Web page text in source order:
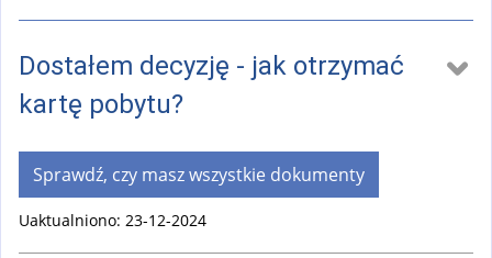
Dostałem decyzję - jak otrzymać
kartę pobytu?
Sprawdź, czy masz wszystkie dokumenty
Uaktualniono: 23-12-2024